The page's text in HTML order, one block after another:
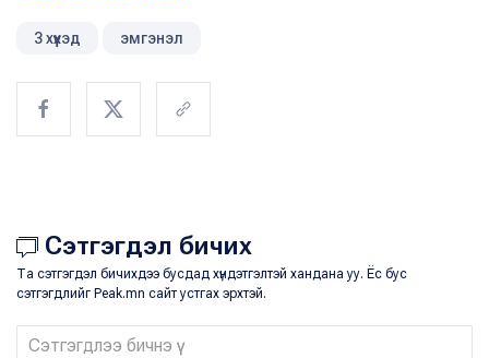
3 хүүхэд эмгэнэл
Сэтгэгдэл бичих
Та сэтгэгдэл бичихдээ бусдад хүндэтгэлтэй хандана уу. Ёс бус
сэтгэгдлийг Peak.mn сайт устгах эрхтэй.